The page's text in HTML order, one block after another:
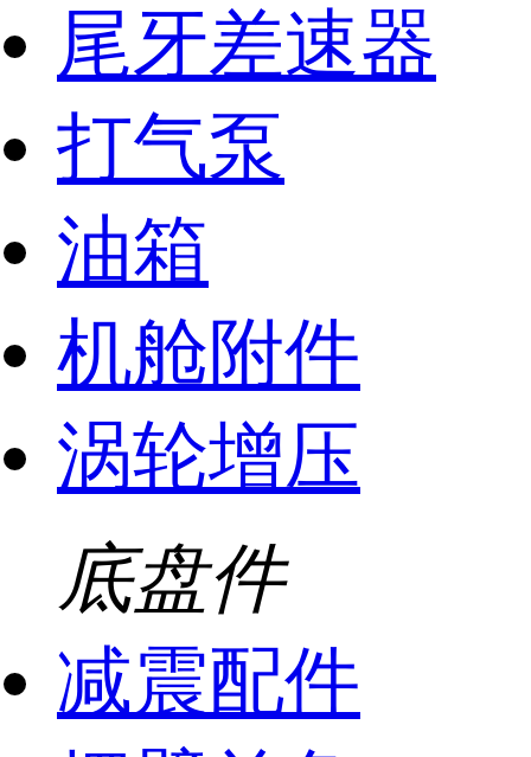
尾牙差速器
打气泵
油箱
机舱附件
涡轮增压
底盘件
减震配件